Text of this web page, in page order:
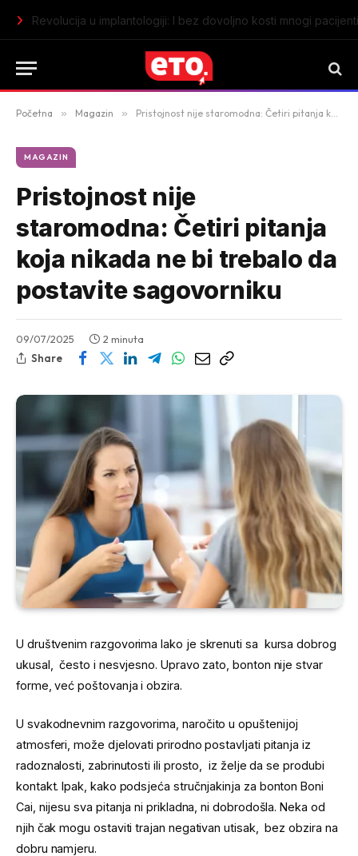
Novi Džejms Bond stiže do kraja godine: Ko će naslijediti
Početna » Magazin » Pristojnost nije staromodna: Četiri pitanja koja nikada ne bi trebalo da postavite sagovorniku
MAGAZIN
Pristojnost nije
staromodna: Četiri pitanja
koja nikada ne bi trebalo da
postavite sagovorniku
09/07/2025
2 minuta
Share
U društvenim razgovorima lako je skrenuti sa kursa dobrog
ukusal, često i nesvjesno. Upravo zato, bonton nije stvar
forme, već poštovanja i obzira.
U svakodnevnim razgovorima, naročito u opuštenijoj
atmosferi, može djelovati prirodno postavljati pitanja iz
radoznalosti, zabrinutosti ili prosto, iz želje da se produbi
kontakt. Ipak, kako podsjeća stručnjakinja za bonton Boni
Cai, nijesu sva pitanja ni prikladna, ni dobrodošla. Neka od
njih čak mogu ostaviti trajan negativan utisak, bez obzira na
dobru namjeru.